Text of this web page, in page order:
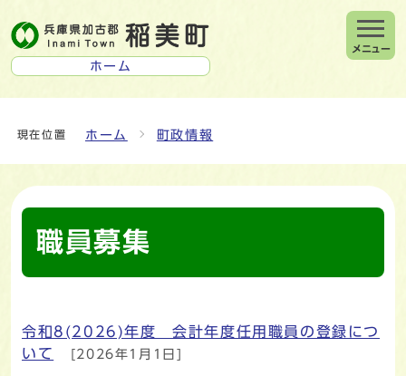
ホーム
メニュー
現在位置 ホーム 町政情報
職員募集
メインメニュー
令和8(2026)年度 会計年度任用職員の登録につ
いて
[2026年1月1日]